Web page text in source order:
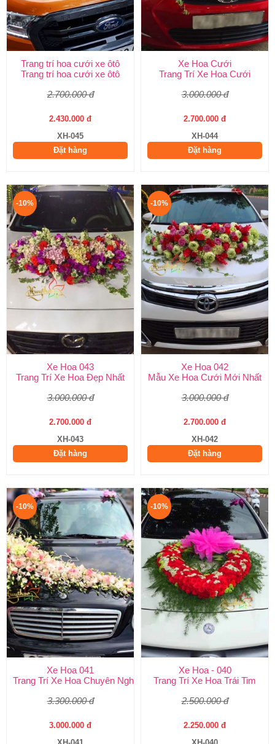
Trang trí hoa cưới xe ôtô
Trang trí hoa cưới xe ôtô
2.700.000 đ
2.430.000 đ
XH-045
Đặt hàng
Xe Hoa Cưới
Trang Trí Xe Hoa Cưới
3.000.000 đ
2.700.000 đ
XH-044
Đặt hàng
-10%
Xe Hoa 043
Trang Trí Xe Hoa Đẹp Nhất
3.000.000 đ
2.700.000 đ
XH-043
Đặt hàng
-10%
Xe Hoa 042
Mẫu Xe Hoa Cưới Mới Nhất
3.000.000 đ
2.700.000 đ
XH-042
Đặt hàng
-10%
Xe Hoa 041
Trang Trí Xe Hoa Chuyên Nghiệp
3.300.000 đ
3.000.000 đ
-10%
Xe Hoa - 040
Trang Trí Xe Hoa Trái Tim
2.500.000 đ
2.250.000 đ